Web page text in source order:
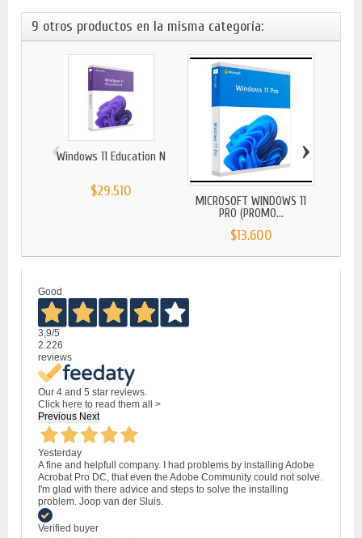
9 otros productos en la misma categoría:
Windows 11 Education N
$29.510
MICROSOFT WINDOWS 11
PRO (PROMO...
$13.600
‹ ›
Good
3,9/5
2.226
reviews
Our 4 and 5 star reviews.
Click here to read them all >
Previous Next
Yesterday
A fine and helpfull company. I had problems by installing Adobe
Acrobat Pro DC, that even the Adobe Community could not solve.
I'm glad with there advice and steps to solve the installing
problem. Joop van der Sluis.
Verified buyer